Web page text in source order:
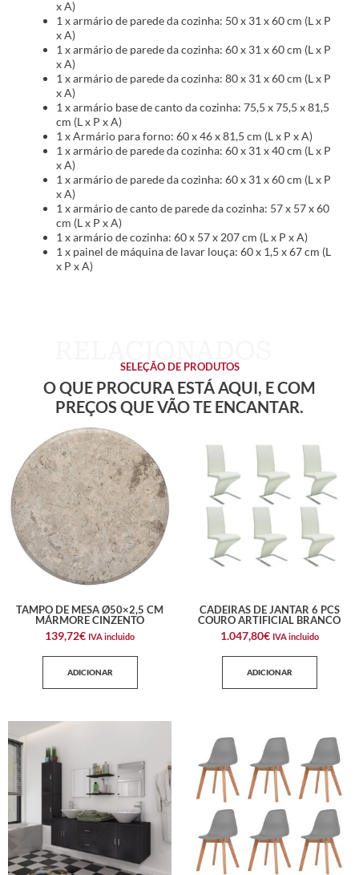
x A)
1 x armário de parede da cozinha: 50 x 31 x 60 cm (L x P
x A)
1 x armário de parede da cozinha: 60 x 31 x 60 cm (L x P
x A)
1 x armário de parede da cozinha: 80 x 31 x 60 cm (L x P
x A)
1 x armário base de canto da cozinha: 75,5 x 75,5 x 81,5
cm (L x P x A)
1 x Armário para forno: 60 x 46 x 81,5 cm (L x P x A)
1 x armário de parede da cozinha: 60 x 31 x 40 cm (L x P
x A)
1 x armário de parede da cozinha: 60 x 31 x 60 cm (L x P
x A)
1 x armário de canto de parede da cozinha: 57 x 57 x 60
cm (L x P x A)
1 x armário de cozinha: 60 x 57 x 207 cm (L x P x A)
1 x painel de máquina de lavar louça: 60 x 1,5 x 67 cm (L
x P x A)
SELEÇÃO DE PRODUTOS
O QUE PROCURA ESTÁ AQUI, E COM
PREÇOS QUE VÃO TE ENCANTAR.
TAMPO DE MESA Ø50×2,5 CM
MÁRMORE CINZENTO
139,72€ IVA incluido
ADICIONAR
CADEIRAS DE JANTAR 6 PCS
COURO ARTIFICIAL BRANCO
1.047,80€ IVA incluido
ADICIONAR